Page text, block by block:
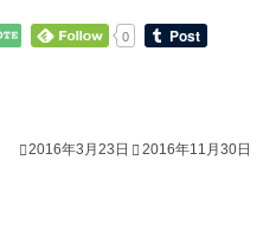
0
2016年3月23日 2016年11月30日